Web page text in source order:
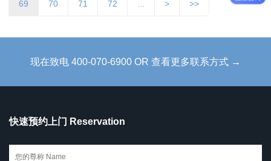
69 70 71 72 > >>
现在致电 400-070-6900 OR 查看更多联系方式 →
快速预约上门 Reservation